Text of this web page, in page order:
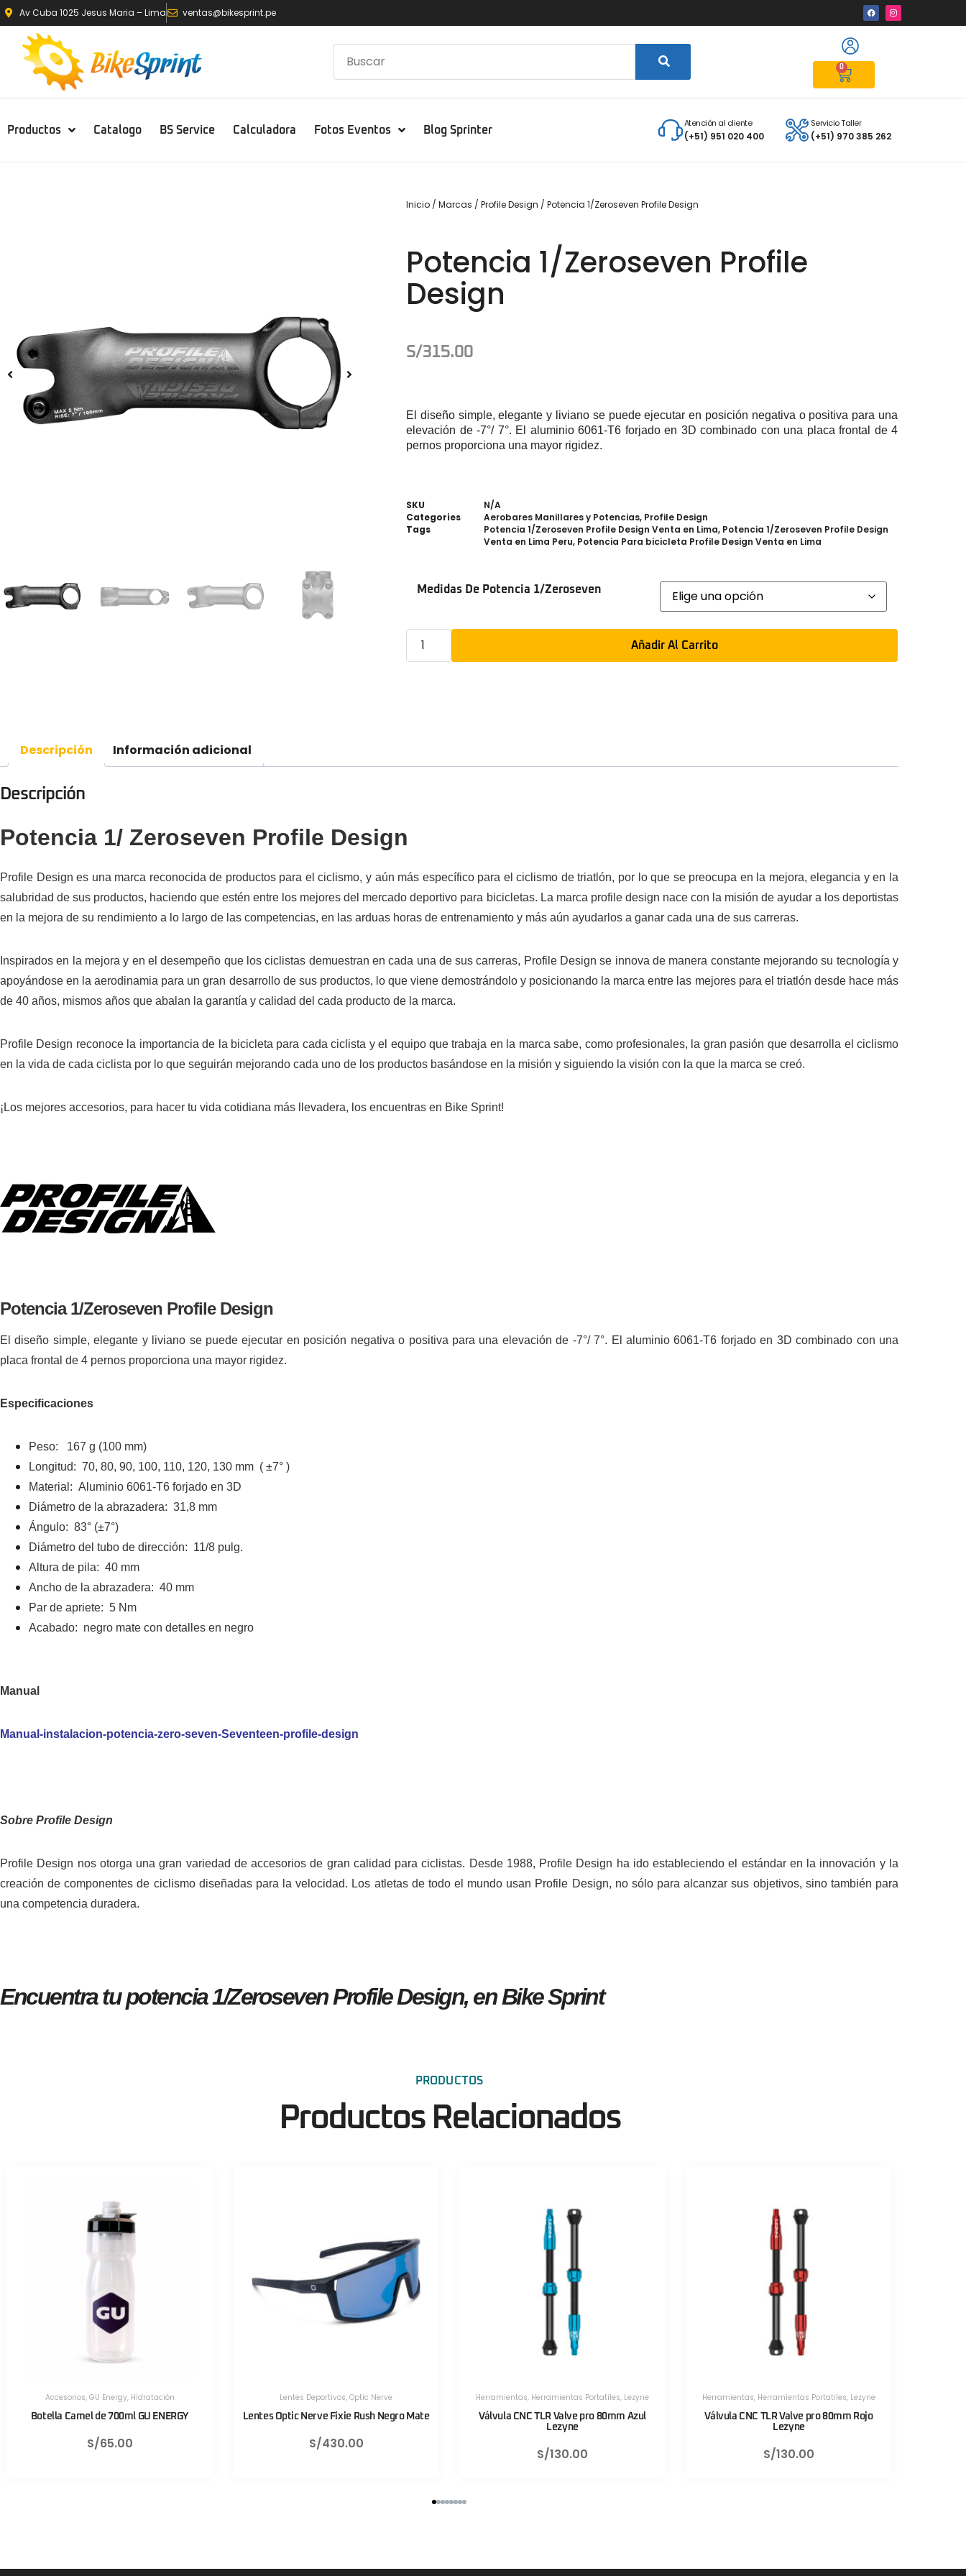
Av Cuba 1025 Jesus Maria – Lima ventas@bikesprint.pe
0
Productos Catalogo BS Service Calculadora Fotos Eventos Blog Sprinter
Atención al cliente
(+51) 951 020 400
Servicio Taller
(+51) 970 385 262
Inicio / Marcas / Profile Design / Potencia 1/Zeroseven Profile Design
Potencia 1/Zeroseven Profile
Design
S/315.00
El diseño simple, elegante y liviano se puede ejecutar en posición negativa o positiva para una
elevación de -7°/ 7°. El aluminio 6061-T6 forjado en 3D combinado con una placa frontal de 4
pernos proporciona una mayor rigidez.
SKU
N/A
Categories
Aerobares Manillares y Potencias, Profile Design
Tags
Potencia 1/Zeroseven Profile Design Venta en Lima, Potencia 1/Zeroseven Profile Design
Venta en Lima Peru, Potencia Para bicicleta Profile Design Venta en Lima
Medidas De Potencia 1/Zeroseven
Añadir Al Carrito
Descripción Información adicional
Descripción
Potencia 1/ Zeroseven Profile Design
Profile Design es una marca reconocida de productos para el ciclismo, y aún más específico para el ciclismo de triatlón, por lo que se preocupa en la mejora, elegancia y en la
salubridad de sus productos, haciendo que estén entre los mejores del mercado deportivo para bicicletas. La marca profile design nace con la misión de ayudar a los deportistas
en la mejora de su rendimiento a lo largo de las competencias, en las arduas horas de entrenamiento y más aún ayudarlos a ganar cada una de sus carreras.
Inspirados en la mejora y en el desempeño que los ciclistas demuestran en cada una de sus carreras, Profile Design se innova de manera constante mejorando su tecnología y
apoyándose en la aerodinamia para un gran desarrollo de sus productos, lo que viene demostrándolo y posicionando la marca entre las mejores para el triatlón desde hace más
de 40 años, mismos años que abalan la garantía y calidad del cada producto de la marca.
Profile Design reconoce la importancia de la bicicleta para cada ciclista y el equipo que trabaja en la marca sabe, como profesionales, la gran pasión que desarrolla el ciclismo
en la vida de cada ciclista por lo que seguirán mejorando cada uno de los productos basándose en la misión y siguiendo la visión con la que la marca se creó.
¡Los mejores accesorios, para hacer tu vida cotidiana más llevadera, los encuentras en Bike Sprint!
Potencia 1/Zeroseven Profile Design
El diseño simple, elegante y liviano se puede ejecutar en posición negativa o positiva para una elevación de -7°/ 7°. El aluminio 6061-T6 forjado en 3D combinado con una
placa frontal de 4 pernos proporciona una mayor rigidez.
Especificaciones
Peso: 167 g (100 mm)
Longitud: 70, 80, 90, 100, 110, 120, 130 mm ( ±7° )
Material: Aluminio 6061-T6 forjado en 3D
Diámetro de la abrazadera: 31,8 mm
Ángulo: 83° (±7°)
Diámetro del tubo de dirección: 11/8 pulg.
Altura de pila: 40 mm
Ancho de la abrazadera: 40 mm
Par de apriete: 5 Nm
Acabado: negro mate con detalles en negro
Manual
Manual-instalacion-potencia-zero-seven-Seventeen-profile-design
Sobre Profile Design
Profile Design nos otorga una gran variedad de accesorios de gran calidad para ciclistas. Desde 1988, Profile Design ha ido estableciendo el estándar en la innovación y la
creación de componentes de ciclismo diseñadas para la velocidad. Los atletas de todo el mundo usan Profile Design, no sólo para alcanzar sus objetivos, sino también para
una competencia duradera.
Encuentra tupotencia 1/Zeroseven Profile Design, en Bike Sprint
PRODUCTOS
Productos Relacionados
Lentes Deportivos,Optic Nerve
Lentes Optic Nerve Fixie Rush Negro Mate
S/430.00
Herramientas ,Herramientas Portatiles
Válvula CNC TLR Valve pro 80mm Azul
S/
Herramientas ,Herramientas Portatiles ,Lezyne
Válvula CNC TLR Valve pro 80mm Rojo
Lezyne
S/130.00
Herramientas ,Herramientas Portatiles ,Lezyne
Válvula CNC TLR Valve pro 80mm Negro
Lezyne
S/130.00